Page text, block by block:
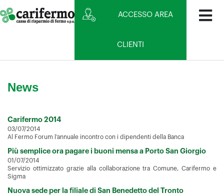
ACCESSO AREA
CLIENTI
News
Carifermo 2014
03/07/2014
Al Fermo Forum l’annuale incontro con i dipendenti della Banca
Più semplice ora pagare i buoni mensa a Porto San Giorgio
01/07/2014
Servizio ottimizzato grazie alla collaborazione tra Comune, Carifermo e
Sigma
Nuova sede per la filiale di San Benedetto del Tronto